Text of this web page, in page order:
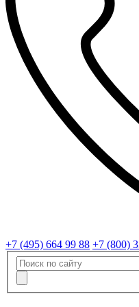
+7 (495) 664 99 88 +7 (800)